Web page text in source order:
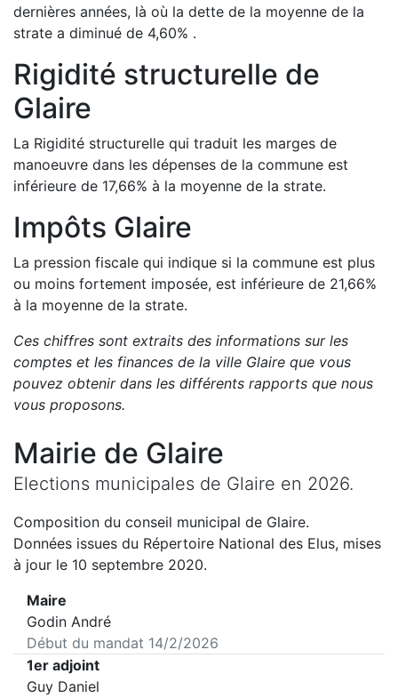
dernières années, là où la dette de la moyenne de la
strate a diminué de 4,60% .
Rigidité structurelle de
Glaire
La Rigidité structurelle qui traduit les marges de
manoeuvre dans les dépenses de la commune est
inférieure de 17,66% à la moyenne de la strate.
Impôts Glaire
La pression fiscale qui indique si la commune est plus
ou moins fortement imposée, est inférieure de 21,66%
à la moyenne de la strate.
Ces chiffres sont extraits des informations sur les
comptes et les finances de la ville Glaire que vous
pouvez obtenir dans les différents rapports que nous
vous proposons.
Mairie de Glaire
Elections municipales de Glaire en 2026.
Composition du conseil municipal de Glaire.
Données issues du Répertoire National des Elus, mises
à jour le 10 septembre 2020.
Maire
Godin André
Début du mandat 14/2/2026
1er adjoint
Guy Daniel